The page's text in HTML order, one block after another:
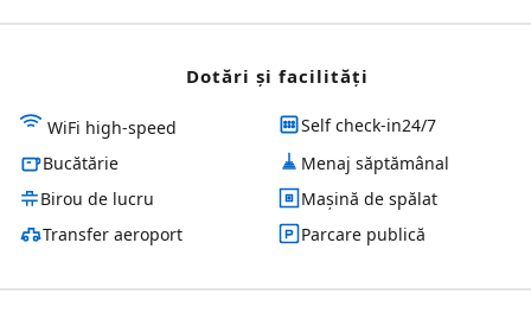
Dotări și facilităţi
WiFi high-speed
Self check-in24/7
Bucătărie
Menaj săptămânal
Birou de lucru
Mașină de spălat
Transfer aeroport
Parcare publică